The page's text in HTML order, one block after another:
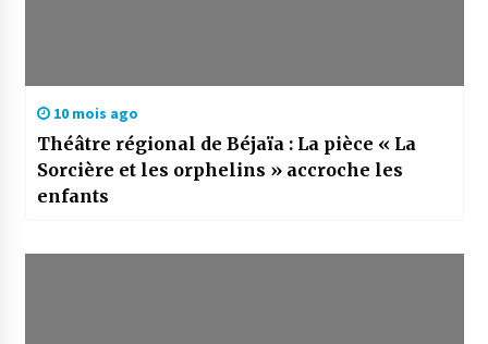
10 mois ago
Théâtre régional de Béjaïa : La pièce « La
Sorcière et les orphelins » accroche les
enfants